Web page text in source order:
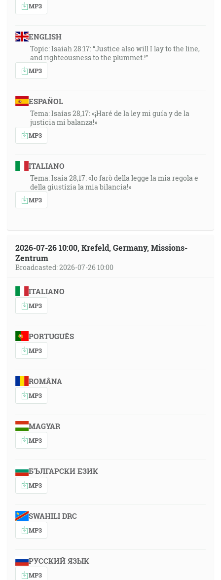
MP3
ENGLISH
Topic: Isaiah 28:17: “Justice also will I lay to the line,
and righteousness to the plummet.!”
MP3
ESPAÑOL
Tema: Isaías 28,17: «¡Haré de la ley mi guía y de la
justicia mi balanza!»
MP3
ITALIANO
Tema: Isaia 28,17: «Io farò della legge la mia regola e
della giustizia la mia bilancia!»
MP3
2026-07-26 10:00, Krefeld, Germany, Missions-
Zentrum
Broadcasted: 2026-07-26 10:00
ITALIANO
MP3
PORTUGUÊS
MP3
ROMÂNA
MP3
MAGYAR
MP3
БЪЛГАРСКИ ЕЗИК
MP3
SWAHILI DRC
MP3
РУССКИЙ ЯЗЫК
MP3